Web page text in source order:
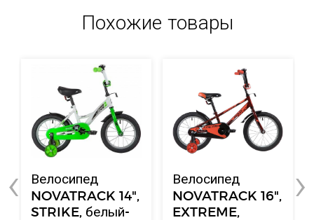
Похожие товары
Велосипед
NOVATRACK 14",
STRIKE, белый-
Велосипед
NOVATRACK 16",
EXTREME,
‹ ›